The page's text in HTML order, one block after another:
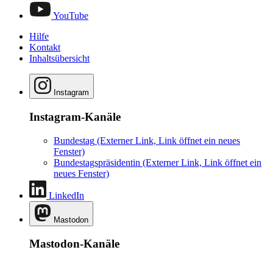
YouTube
Hilfe
Kontakt
Inhaltsübersicht
Instagram
Instagram-Kanäle
Bundestag (Externer Link, Link öffnet ein neues
Fenster)
Bundestagspräsidentin (Externer Link, Link öffnet ein
neues Fenster)
LinkedIn
Mastodon
Mastodon-Kanäle